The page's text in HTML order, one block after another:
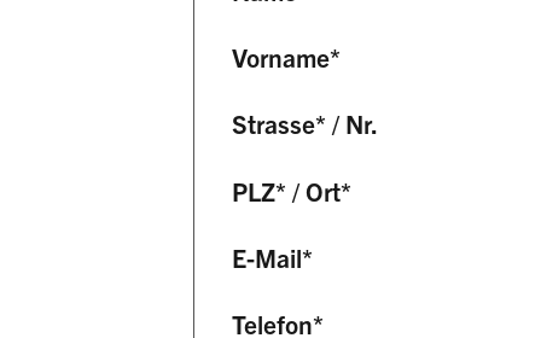
Vorname*
Strasse* / Nr.
PLZ* /Ort*
E-Mail*
Telefon*